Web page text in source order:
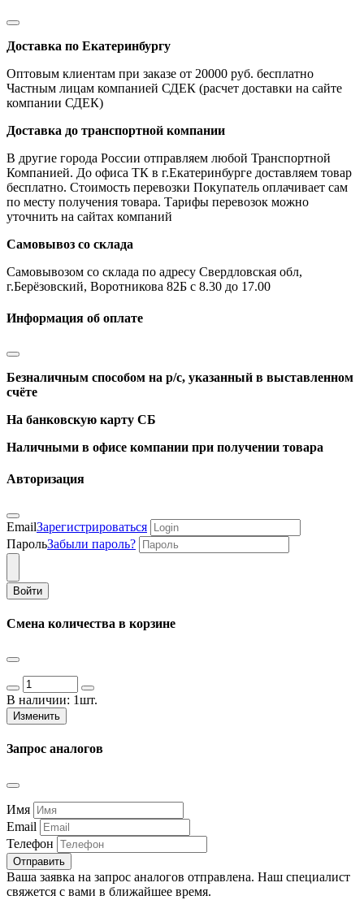
Доставка по Екатеринбургу
Оптовым клиентам при заказе от 20000 руб. бесплатно
Частным лицам компанией СДЕК (расчет доставки на сайте
компании СДЕК)
Доставка до транспортной компании
В другие города России отправляем любой Транспортной
Компанией. До офиса ТК в г.Екатеринбурге доставляем товар
бесплатно. Стоимость перевозки Покупатель оплачивает сам
по месту получения товара. Тарифы перевозок можно
уточнить на сайтах компаний
Самовывоз со склада
Самовывозом со склада по адресу Свердловская обл,
г.Берёзовский, Воротникова 82Б с 8.30 до 17.00
Информация об оплате
Безналичным способом на р/с, указанный в выставленном
счёте
На банковскую карту СБ
Наличными в офисе компании при получении товара
Авторизация
EmailЗарегистрироваться
ПарольЗабыли пароль?
Войти
Смена количества в корзине
В наличии: 1шт.
Изменить
Запрос аналогов
Имя
Email
Телефон
Отправить
Ваша заявка на запрос аналогов отправлена. Наш специалист
свяжется с вами в ближайшее время.